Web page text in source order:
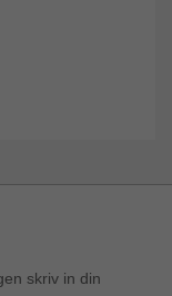
skriv in din